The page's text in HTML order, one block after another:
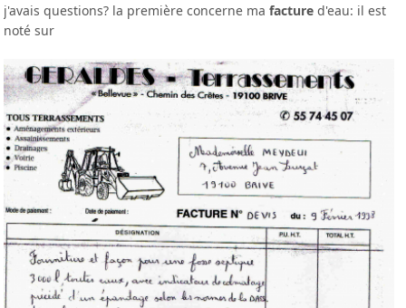
j'avais questions? la première concerne mafacture d'eau: il est
noté sur